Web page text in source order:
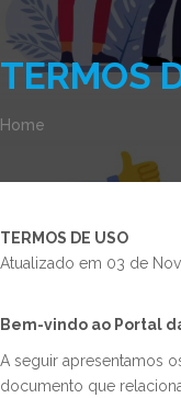
TERMOS
Home
TERMOS DE USO
Atualizado em 03 de
Bem-vindo ao Portal
A seguir apresentamos
documento que